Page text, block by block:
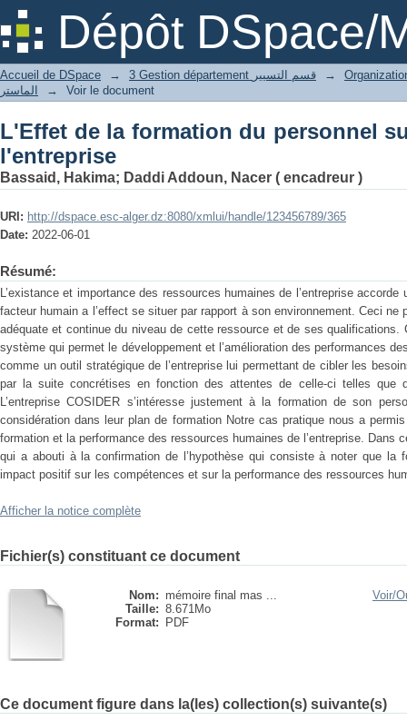
Dépôt DSpace/
L'Effet de la formation du personnel
Accueil de DSpace → 3 Gestion département قسم التسيير
→
الماستر
→ Voir le document
L'Effet de la formation du personnel
l'entreprise
Bassaid, Hakima; Daddi Addoun, Nacer ( encadreur )
URI: http://dspace.esc-alger.dz:8080/xmlui/handle/123456789/365
Date: 2022-06-01
Résumé:
L’existance et importance des ressources humaines de l’entreprise
facteur humain a l’effect se situer par rapport à son environnement. Ceci ne
adéquate et continue du niveau de cette ressource et de ses
système qui permet le développement et l’amélioration des performances
comme un outil stratégique de l’entreprise lui permettant de cibler les
par la suite concrétises en fonction des attentes de celle-ci telles que
L’entreprise COSIDER s’intéresse justement à la formation de son
considération dans leur plan de formation Notre cas pratique nous a
formation et la performance des ressources humaines de l’entreprise. Dans
qui a abouti à la confirmation de l’hypothèse qui consiste à noter que la
impact positif sur les compétences et sur la performance des ressources
Afficher la notice complète
Fichier(s) constituant ce document
Nom: mémoire final mas ...
Taille: 8.671Mo
Format:
PDF
Voir/
Ce document figure dans la(les) collection(s) suivante(s)